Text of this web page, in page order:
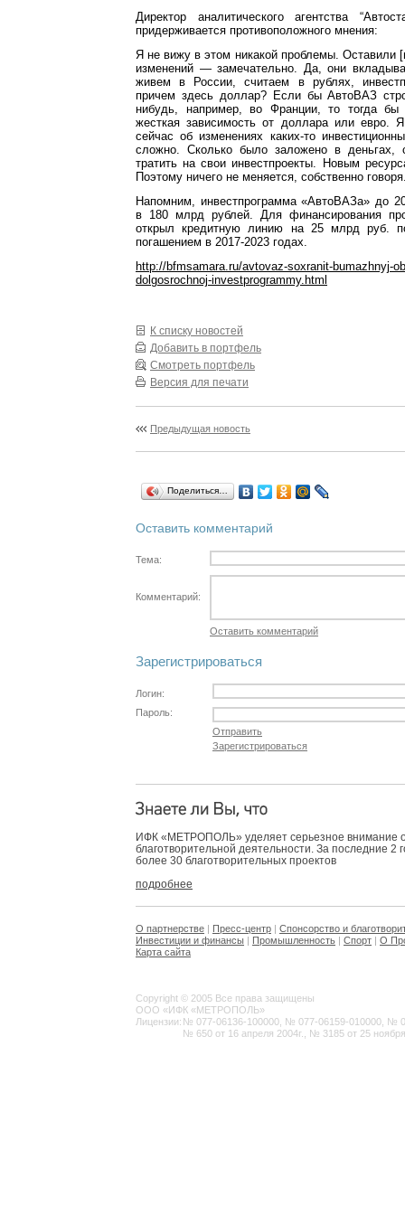
Директор аналитического агентства
придерживается противоположного мнения:
Я не вижу в этом никакой проблемы. Оставили
изменений — замечательно. Да, они
живем в России, считаем в рублях,
причем здесь доллар? Если бы АвтоВАЗ
нибудь, например, во Франции, то тогда бы
жесткая зависимость от доллара или евро.
сейчас об изменениях каких-то
сложно. Сколько было заложено в деньгах,
тратить на свои инвестпроекты. Новым
Поэтому ничего не меняется, собственно
Напомним, инвестпрограмма «АвтоВАЗа» до
в 180 млрд рублей. Для финансирования
открыл кредитную линию на 25 млрд руб.
погашением в 2017-2023 годах.
http://bfmsamara.ru/avtovaz-soxranit-bumazhnyj-
dolgosrochnoj-investprogrammy.html
К списку новостей
Добавить в портфель
Смотреть портфель
Версия для печати
Предыдущая новость
Поделиться…
Оставить комментарий
Тема:
Комментарий:
Оставить комментарий
Зарегистрироваться
Логин:
Пароль:
Отправить
Зарегистрироваться
ИФК «МЕТРОПОЛЬ» уделяет серьезное внимание
благотворительной деятельности. За последние 2
более 30 благотворительных проектов
подробнее
О партнерстве | Пресс-центр | Спонсорство и
Инвестиции и финансы | Промышленность | Спорт | О
Карта сайта
Copyright © 2005 Все права защищены
ООО «ИФК «МЕТРОПОЛЬ»
Лицензии: № 077-06136-100000, № 077-06159-010000, №
№ 650 от 16 апреля 2004г., № 3185 от 25